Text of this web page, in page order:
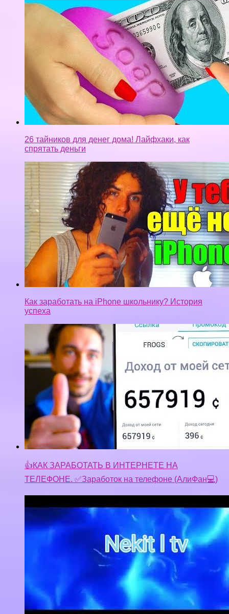
26 тайников для денег дома! Лайфхаки, как
спрятать деньги
Как заработать на iPhone школьнику? История
успеха
👍КАК ЗАРАБОТАТЬ В ИНТЕРНЕТЕ НА
ТЕЛЕФОНЕ. ✅Заработок на телефоне (АлиФан💻)